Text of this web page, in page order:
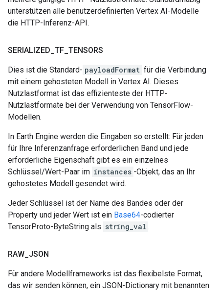
unterstützen alle benutzerdefinierten Vertex AI-Modelle
die HTTP-Inferenz-API.
SERIALIZED TF TENSORS
Dies ist die Standard- payloadFormat für die Verbindung
mit einem gehosteten Modell in Vertex AI. Dieses
Nutzlastformat ist das effizienteste der HTTP-
Nutzlastformate bei der Verwendung von TensorFlow-
Modellen.
In Earth Engine werden die Eingaben so erstellt: Für jeden
für Ihre Inferenzanfrage erforderlichen Band und jede
erforderliche Eigenschaft gibt es ein einzelnes
Schlüssel/Wert-Paar im instances -Objekt, das an Ihr
gehostetes Modell gesendet wird.
Jeder Schlüssel ist der Name des Bandes oder der
Property und jeder Wert ist ein Base64-codierter
TensorProto-ByteString als string_val .
RAW JSON
Für andere Modellframeworks ist das flexibelste Format,
das wir senden können, ein JSON-Dictionary mit benannten